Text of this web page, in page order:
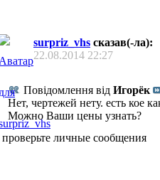
surpriz_vhs сказав(-ла):
22.08.2014 22:27
Повідомлення від Игорёк
Нет, чертежей нету. есть кое
Можно Ваши цены узнать?
проверьте личные сообщения